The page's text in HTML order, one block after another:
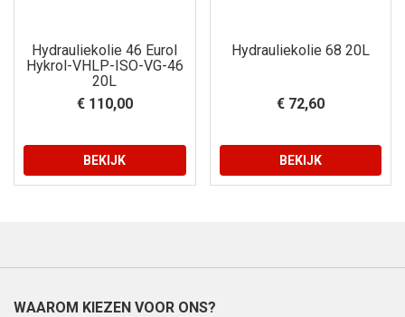
Hydrauliekolie 46 Eurol
Hykrol-VHLP-ISO-VG-46
20L
€ 110,00
BEKIJK
Hydrauliekolie 68 20L
€ 72,60
BEKIJK
WAAROM KIEZEN VOOR ONS?